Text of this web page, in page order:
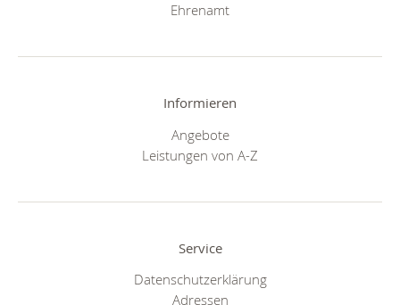
Ehrenamt
Informieren
Angebote
Leistungen von A-Z
Service
Datenschutzerklärung
Adressen